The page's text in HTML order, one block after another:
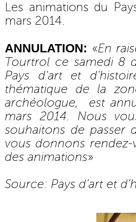
Les animations du
mars 2014.
ANNULATION: «En
Tourtrol ce samedi 8
Pays d'art et
thématique de la
archéologue, est
mars 2014. Nous
souhaitons de passer
vous donnons
des animations»
Source: Pays d’art et